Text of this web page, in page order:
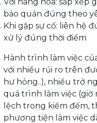
bảo quản đúng theo
Khi gặp sự cố: liên hệ
xử lý đúng thời điểm
Hành trình làm việc
với nhiều rủi ro trên
hư hỏng..), nhiều trở
quá trình làm việc (giờ
lệch trong kiểm đếm,
phương tiện làm việc